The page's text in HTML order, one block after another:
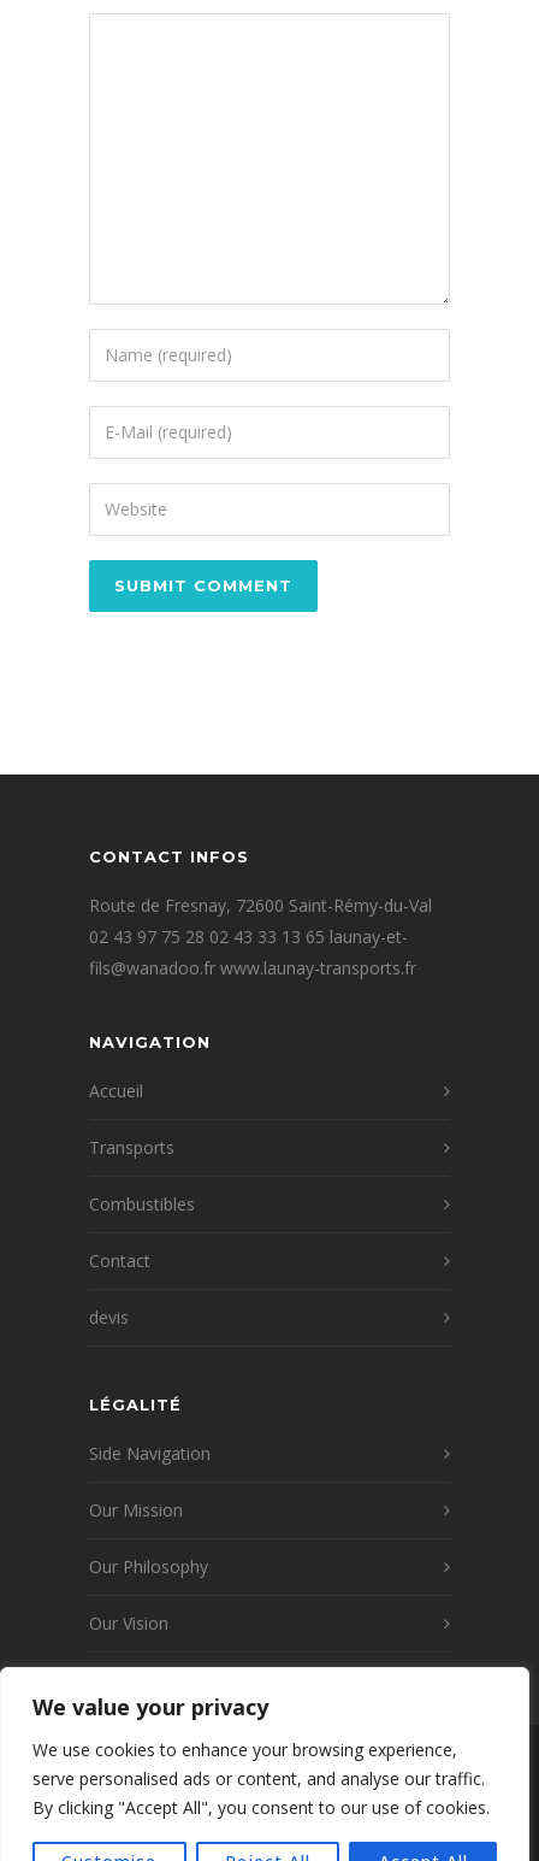
We value your privacy
We use cookies to enhance your browsing experience,
serve personalised ads or content, and analyse our traffic.
By clicking "Accept All", you consent to our use of cookies.
CONTACT INFOS
Route de Fresnay, 72600 Saint-Rémy-du-Val
02 43 97 75 28 02 43 33 13 65 launay-et-
fils@wanadoo.fr www.launay-transports.fr
NAVIGATION
Accueil
Transports
Combustibles
Contact
devis
LÉGALITÉ
Side Navigation
Our Mission
Our Philosophy
Our Vision
© 2026 www.launay-transports.fr v2
Wordpress · Tous droits réservés · créé par
WEBKIWIX/WEB7 SAS - Mentions légales -
Politique de confidentialité - C.G.Transport